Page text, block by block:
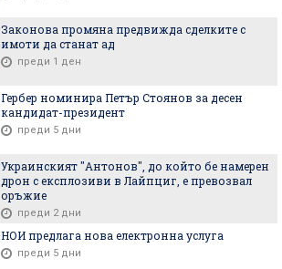
Законова промяна предвижда сделките с
имоти да станат ад
преди 1 ден
Гербер номинира Петър Стоянов за десен
кандидат-президент
преди 5 дни
Украинският "Антонов", до който бе намерен
дрон с експлозиви в Лайпциг, е превозвал
оръжие
преди 2 дни
НОИ предлага нова електронна услуга
преди 5 дни